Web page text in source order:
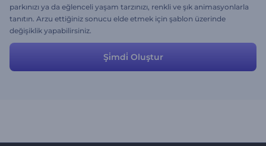
parkınızı ya da eğlenceli yaşam tarzınızı, renkli ve şık animasyonlarla
tanıtın. Arzu ettiğiniz sonucu elde etmek için şablon üzerinde
değişiklik yapabilirsiniz.
Şi̇mdi̇ Oluştur